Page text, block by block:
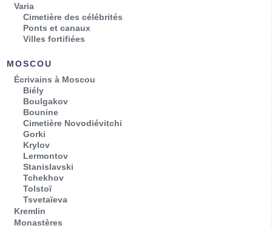
Varia
Cimetière des célébrités
Ponts et canaux
Villes fortifiées
MOSCOU
Écrivains à Moscou
Biély
Boulgakov
Bounine
Cimetière Novodiévitchi
Gorki
Krylov
Lermontov
Stanislavski
Tchekhov
Tolstoï
Tsvetaïeva
Kremlin
Monastères